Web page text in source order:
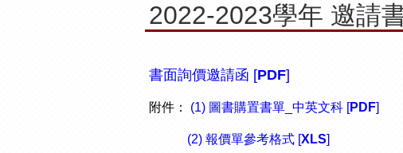
2022-2023學年 邀請
書面詢價邀請函 [PDF]
附件： (1) 圖書購置書單_中英文科 [PDF]
(2) 報價單參考格式 [XLS]